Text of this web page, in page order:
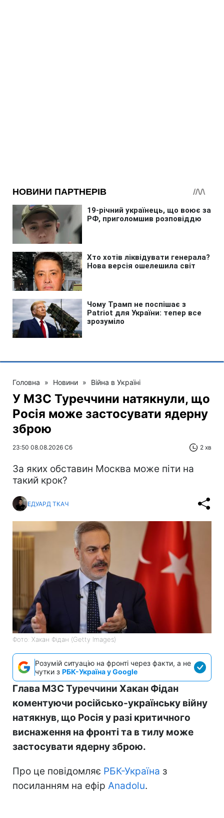
Головна » Новини » Війна в Україні
У МЗС Туреччини натякнули, що
Росія може застосувати ядерну
зброю
23:50 08.08.2026 Сб 2 хв
За яких обставин Москва може піти на
такий крок?
ЕДУАРД ТКАЧ
Фото: Хакан Фідан (Getty Images)
Розумій ситуацію на фронті через факти, а не
чутки з РБК-Україна у Google
Глава МЗС Туреччини Хакан Фідан
коментуючи російсько-українську війну
натякнув, що Росія у разі критичного
виснаження на фронті та в тилу може
застосувати ядерну зброю.
Про це повідомляє РБК-Україна з
посиланням на ефір Anadolu.